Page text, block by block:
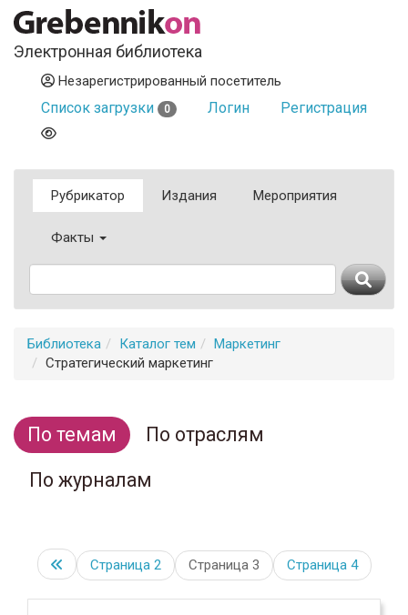
Электронная библиотека
Незарегистрированный посетитель
Список загрузки 0 Логин Регистрация
Рубрикатор Издания Мероприятия
Факты
Библиотека Каталог тем
Маркетинг
Стратегический маркетинг
По темам
По отраслям
По журналам
Страница 2 Страница 3 Страница 4